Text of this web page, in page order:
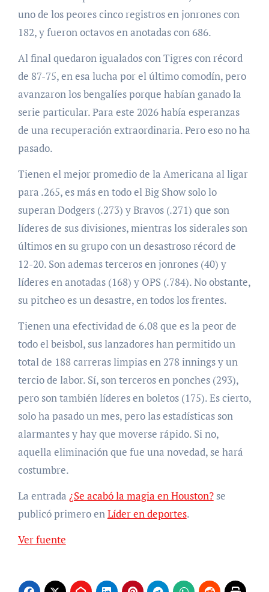
uno de los peores cinco registros en jonrones con
182, y fueron octavos en anotadas con 686.
Al final quedaron igualados con Tigres con récord
de 87-75, en esa lucha por el último comodín, pero
avanzaron los bengalíes porque habían ganado la
serie particular. Para este 2026 había esperanzas
de una recuperación extraordinaria. Pero eso no ha
pasado.
Tienen el mejor promedio de la Americana al ligar
para .265, es más en todo el Big Show solo lo
superan Dodgers (.273) y Bravos (.271) que son
líderes de sus divisiones, mientras los siderales son
últimos en su grupo con un desastroso récord de
12-20. Son ademas terceros en jonrones (40) y
líderes en anotadas (168) y OPS (.784). No obstante,
su pitcheo es un desastre, en todos los frentes.
Tienen una efectividad de 6.08 que es la peor de
todo el beisbol, sus lanzadores han permitido un
total de 188 carreras limpias en 278 innings y un
tercio de labor. Sí, son terceros en ponches (293),
pero son también líderes en boletos (175). Es cierto,
solo ha pasado un mes, pero las estadísticas son
alarmantes y hay que moverse rápido. Si no,
aquella eliminación que fue una novedad, se hará
costumbre.
La entrada ¿Se acabó la magia en Houston?se
publicó primero enLíder en deportes.
Ver fuente